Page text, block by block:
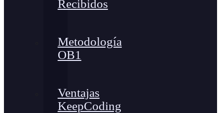
Recibidos
Metodología
OB1
Ventajas
KeepCoding